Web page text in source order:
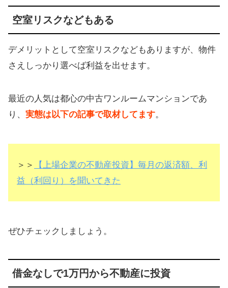
空室リスクなどもある
デメリットとして空室リスクなどもありますが、物件
さえしっかり選べば利益を出せます。
最近の人気は都心の中古ワンルームマンションであ
り、 実態は以下の記事で取材してます。
＞＞
【上場企業の不動産投資】毎月の返済額、利
益（利回り）を聞いてきた
ぜひチェックしましょう。
借金なしで1万円から不動産に投資